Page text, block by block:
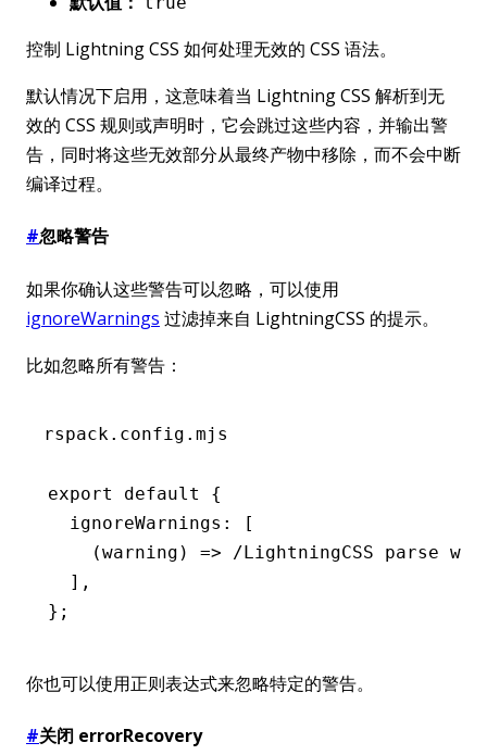
控制 Lightning CSS 如何处理无效的 CSS 语法。
默认情况下启用，这意味着当 Lightning CSS 解析到无
效的 CSS 规则或声明时，它会跳过这些内容，并输出警
告，同时将这些无效部分从最终产物中移除，而不会中断
编译过程。
#忽略警告
如果你确认这些警告可以忽略，可以使用
ignoreWarnings 过滤掉来自 LightningCSS 的提示。
比如忽略所有警告：
rspack.config.mjs
export default
{
  ignoreWarnings
:
[
    (warning)
=> /LightningCSS parse
  ]
,
};
你也可以使用正则表达式来忽略特定的警告。
#关闭 errorRecovery